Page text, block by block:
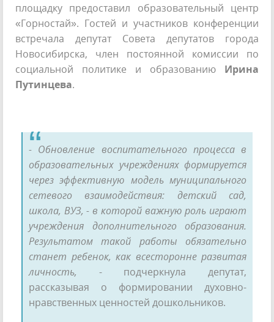
площадку предоставил образовательный центр
«Горностай». Гостей и участников конференции
встречала депутат Совета депутатов города
Новосибирска, член постоянной комиссии по
социальной политике и образованию Ирина
Путинцева.
- Обновление воспитательного процесса в
образовательных учреждениях формируется
через эффективную модель муниципального
сетевого взаимодействия: детский сад,
школа, ВУЗ, - в которой важную роль играют
учреждения дополнительного образования.
Результатом такой работы обязательно
станет ребенок, как всесторонне развитая
личность, - подчеркнула депутат,
рассказывая о формировании духовно-
нравственных ценностей дошкольников.